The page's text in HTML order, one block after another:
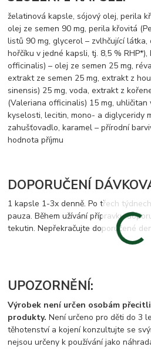
želatinová kapsle, sójový olej, perila
olej ze semen 90 mg, perila křovitá
listů 90 mg, glycerol – zvlhčující látka,
hořčíku v jedné kapsli, tj. 8,5 %
officinalis) – olej ze semen 25 mg,
extrakt ze semen 25 mg, extrakt z
sinensis) 25 mg, voda, extrakt z
(Valeriana officinalis) 15 mg,
kyselosti, lecitin, mono- a diglyceridy
zahušťovadlo, karamel – přírodní
hodnota příjmu
DOPORUČENÍ
1 kapsle 1-3x denně. Po třech
pauza. Během užívání přípravku
tekutin. Nepřekračujte doporučené
UPOZORNĚNÍ:
Výrobek není určen osobám
produkty. Není určeno pro děti do 3
těhotenství a kojení konzultujte se
nejsou určeny k používání jako